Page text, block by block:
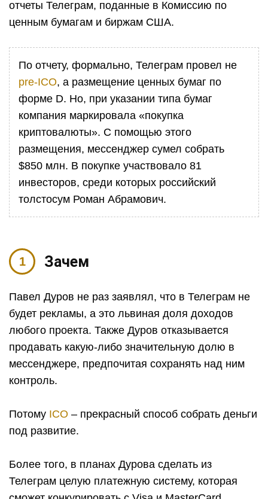
отчеты Телеграм, поданные в Комиссию по
ценным бумагам и биржам США.
По отчету, формально, Телеграм провел не
pre-ICO, а размещение ценных бумаг по
форме D. Но, при указании типа бумаг
компания маркировала «покупка
криптовалюты». С помощью этого
размещения, мессенджер сумел собрать
$850 млн. В покупке участвовало 81
инвесторов, среди которых российский
толстосум Роман Абрамович.
Зачем
Павел Дуров не раз заявлял, что в Телеграм не
будет рекламы, а это львиная доля доходов
любого проекта. Также Дуров отказывается
продавать какую-либо значительную долю в
мессенджере, предпочитая сохранять над ним
контроль.
Потому ICO – прекрасный способ собрать деньги
под развитие.
Более того, в планах Дурова сделать из
Телеграм целую платежную систему, которая